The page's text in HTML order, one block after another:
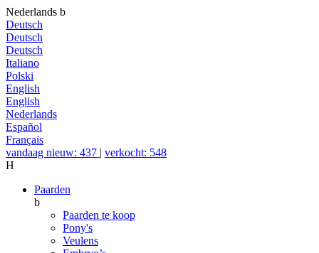
Nederlands b
Deutsch
Deutsch
Deutsch
Italiano
Polski
English
English
Nederlands
Español
Français
vandaag nieuw: 437 | verkocht: 548
H
Paarden
b
Paarden te koop
Pony's
Veulens